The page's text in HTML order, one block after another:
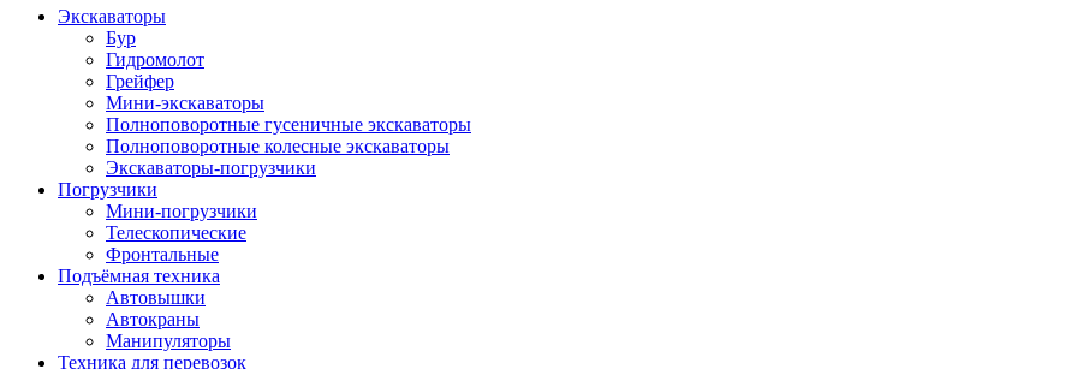
Погрузчики
Мини-погрузчики
Телескопические
Фронтальные
Подъёмная техника
Автовышки
Автокраны
Манипуляторы
Техника для перевозок
Экскаваторы
Бур
Гидромолот
Грейфер
Мини-экскаваторы
Полноповоротные гусеничные экскаваторы
Полноповоротные колесные экскаваторы
Экскаваторы-погрузчики